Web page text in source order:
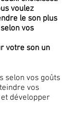
voulez
le son plus
vos
votre son un
selon vos goûts
vos
développer